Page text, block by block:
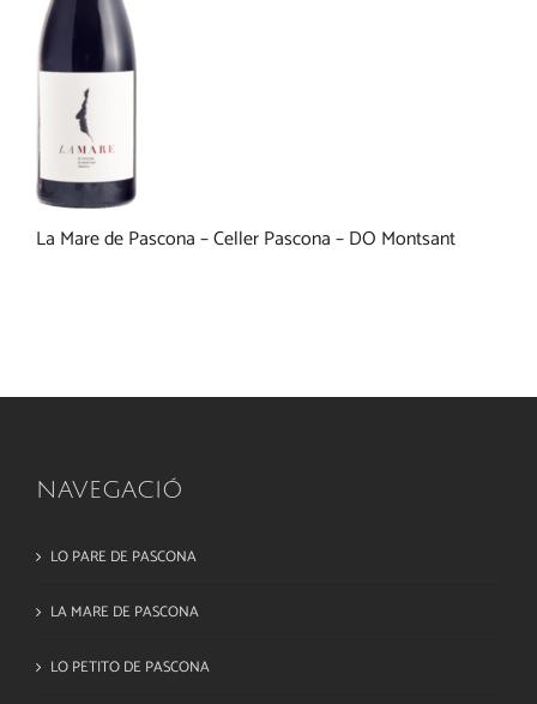
La Mare de Pascona – Celler Pascona – DO Montsant
NAVEGACIÓ
LO PARE DE PASCONA
LA MARE DE PASCONA
LO PETITO DE PASCONA